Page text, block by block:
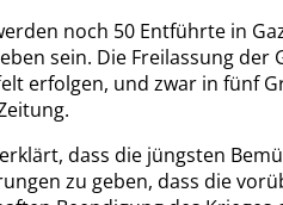
noch 50 Entführte in
sein. Die Freilassung der
erfolgen, und zwar in fünf
dass die jüngsten
zu geben, dass die